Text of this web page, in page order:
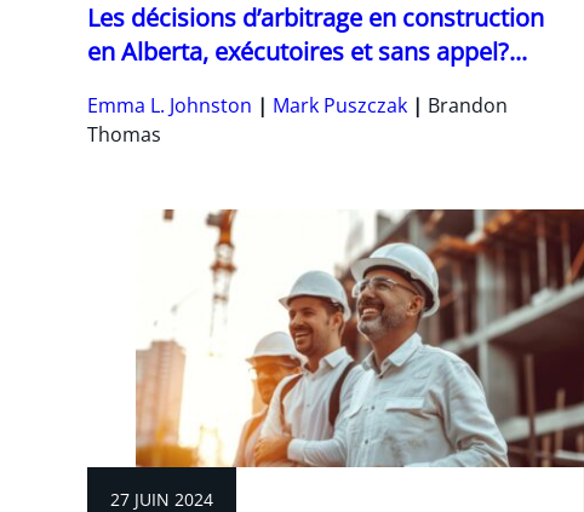
Les décisions d’arbitrage en construction
en Alberta, exécutoires et sans appel?...
Emma L. Johnston Mark Puszczak
Brandon
Thomas
27 JUIN 2024